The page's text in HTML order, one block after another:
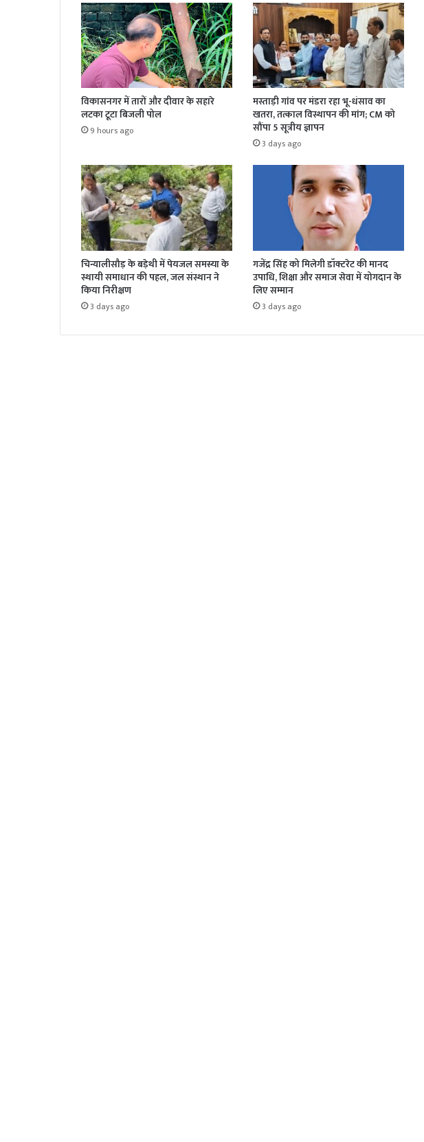
विकासनगर में तारों और दीवार के सहारे
लटका टूटा बिजली पोल
9 hours ago
मस्ताड़ी गांव पर मंडरा रहा भू-धंसाव का
खतरा, तत्काल विस्थापन की मांग; CM को
सौंपा 5 सूत्रीय ज्ञापन
3 days ago
चिन्यालीसौड़ के बड़ेथी में पेयजल समस्या के
स्थायी समाधान की पहल, जल संस्थान ने
किया निरीक्षण
3 days ago
गजेंद्र सिंह को मिलेगी डॉक्टरेट की मानद
उपाधि, शिक्षा और समाज सेवा में योगदान के
लिए सम्मान
3 days ago